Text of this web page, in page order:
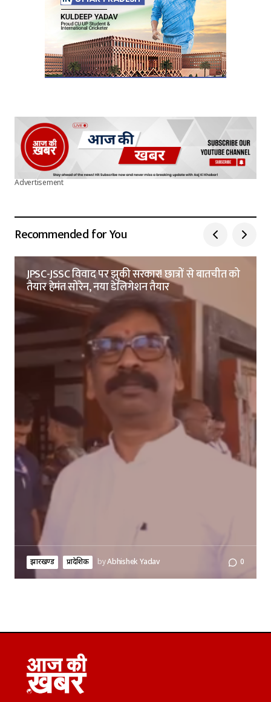
Submit Comment
Advertisement
Recommended for You
JPSC-JSSC विवाद पर झुकी सरकार! छात्रों से बातचीत को
तैयार हेमंत सोरेन, नया डेलिगेशन तैयार
झारखण्ड प्रादेशिक byAbhishek Yadav 0